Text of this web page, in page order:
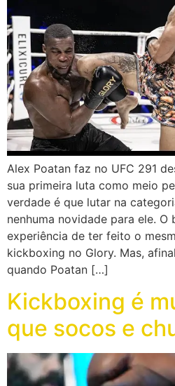
Alex Poatan faz no UFC 291
sua primeira luta como meio
verdade é que lutar na
nenhuma novidade para ele. O
experiência de ter feito o
kickboxing no Glory. Mas,
quando Poatan […]
Kickboxing é
que socos e